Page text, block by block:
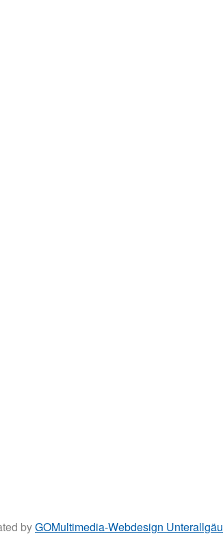
byGOMultimedia-Webdesign Unterallgäu